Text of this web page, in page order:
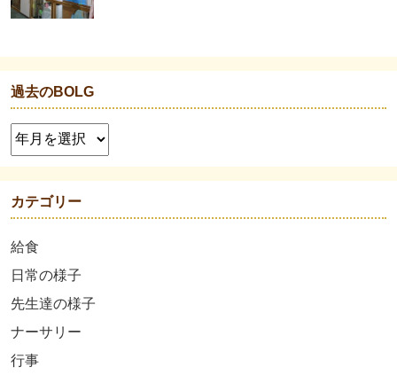
過去のBOLG
カテゴリー
給食
日常の様子
先生達の様子
ナーサリー
行事